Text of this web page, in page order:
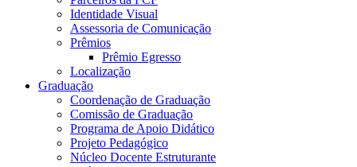
Identidade Visual
Assessoria de Comunicação
Prêmios
Prêmio Egresso
Localização
Graduação
Coordenação de Graduação
Comissão de Graduação
Programa de Apoio Didático
Projeto Pedagógico
Núcleo Docente Estruturante